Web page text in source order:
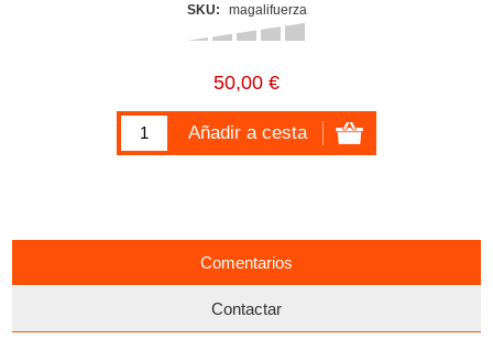
SKU: magalifuerza
50,00 €
Comentarios
Contactar